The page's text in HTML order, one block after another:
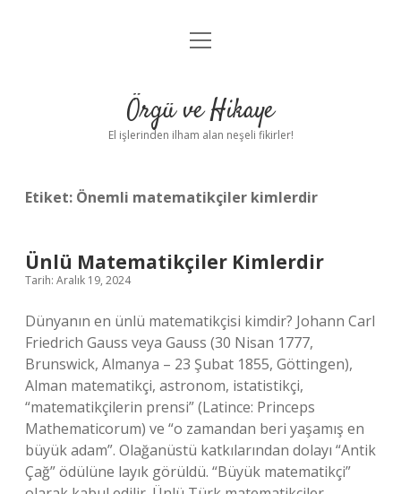
Anasayfa
Yasal Uyarı
menüyü
Örgü ve Hikaye
El işlerinden ilham alan neşeli fikirler!
Etiket: Önemli matematikçiler kimlerdir
Ünlü Matematikçiler Kimlerdir
Tarih: Aralık 19, 2024
Dünyanın en ünlü matematikçisi kimdir? Johann Carl
Friedrich Gauss veya Gauss (30 Nisan 1777,
Brunswick, Almanya – 23 Şubat 1855, Göttingen),
Alman matematikçi, astronom, istatistikçi,
“matematikçilerin prensi” (Latince: Princeps
Mathematicorum) ve “o zamandan beri yaşamış en
büyük adam”. Olağanüstü katkılarından dolayı “Antik
Çağ” ödülüne layık görüldü. “Büyük matematikçi”